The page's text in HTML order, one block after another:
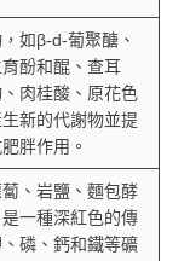
如β-d-葡聚醣、
酚和醌、查耳
肉桂酸、原花色
新的代謝物並提
胖作用。
、岩鹽、麵包酵
一種深紅色的傳
磷、鈣和鐵等礦